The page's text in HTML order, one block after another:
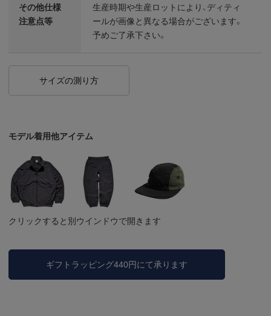
その他仕様
注意点等
生産時期や生産ロットにより、ディティ
ールが画像と異なる場合がございます。
予めご了承下さい。
サイズの測り方
モデル着用他アイテム
クリックすると別ウインドウで開きます
ギフトラッピング440円にて承ります